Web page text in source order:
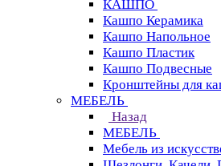
КАШПО
Кашпо Керамика
Кашпо Напольное
Кашпо Пластик
Кашпо Подвесные
Кронштейны для
МЕБЕЛЬ
Назад
МЕБЕЛЬ
Мебель из